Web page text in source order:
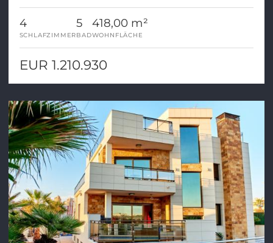
4
SCHLAFZIMMER
5
BAD
418,00 m²
WOHNFLÄCHE
EUR 1.210.930